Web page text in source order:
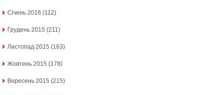
Січень 2016 (112)
Грудень 2015 (211)
Листопад 2015 (163)
Жовтень 2015 (178)
Вересень 2015 (215)